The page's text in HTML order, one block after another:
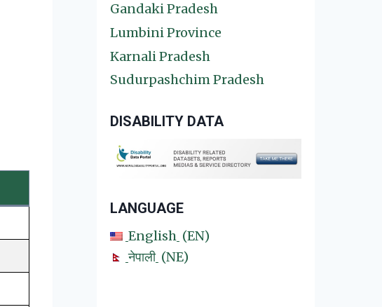
Gandaki Pradesh
Lumbini Province
Karnali Pradesh
Sudurpashchim Pradesh
DISABILITY DATA
LANGUAGE
English
EN
नेपाली
NE